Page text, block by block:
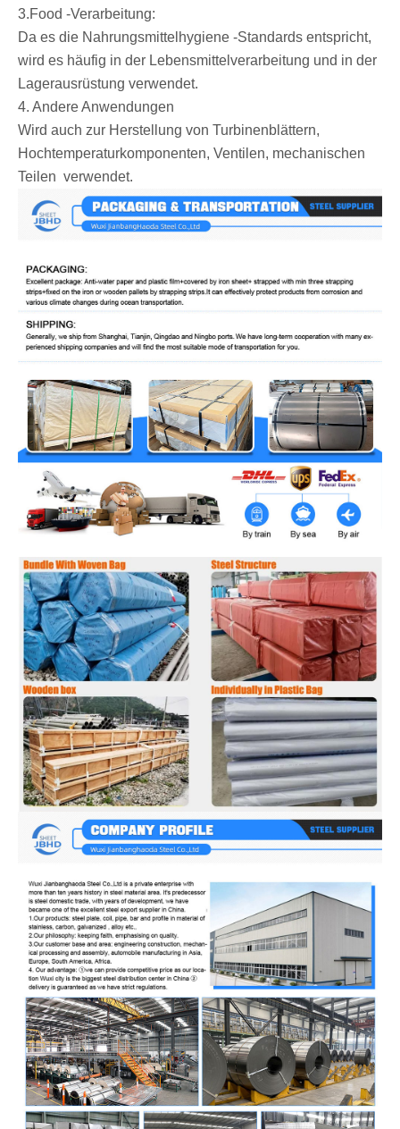
3.‌Food -Verarbeitung:
Da es die Nahrungsmittelhygiene -Standards entspricht,
wird es häufig in der Lebensmittelverarbeitung und in der
Lagerausrüstung verwendet.
‌4. Andere Anwendungen
Wird auch zur Herstellung von Turbinenblättern,
Hochtemperaturkomponenten, Ventilen, mechanischen
Teilen ‌‌‌ verwendet.